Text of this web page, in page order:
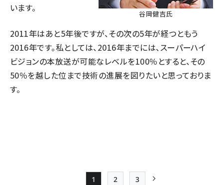
谷岡健吉氏
います。
2011年はあと5年後ですが、その次の5年が経つともう
2016年です。私としては、2016年までには、スーパーハイ
ビジョンの本放送が可能なレベルを100％とすると、その
50％を越した位まで技術の進展を図りたいと思っておりま
す。
1 2 3